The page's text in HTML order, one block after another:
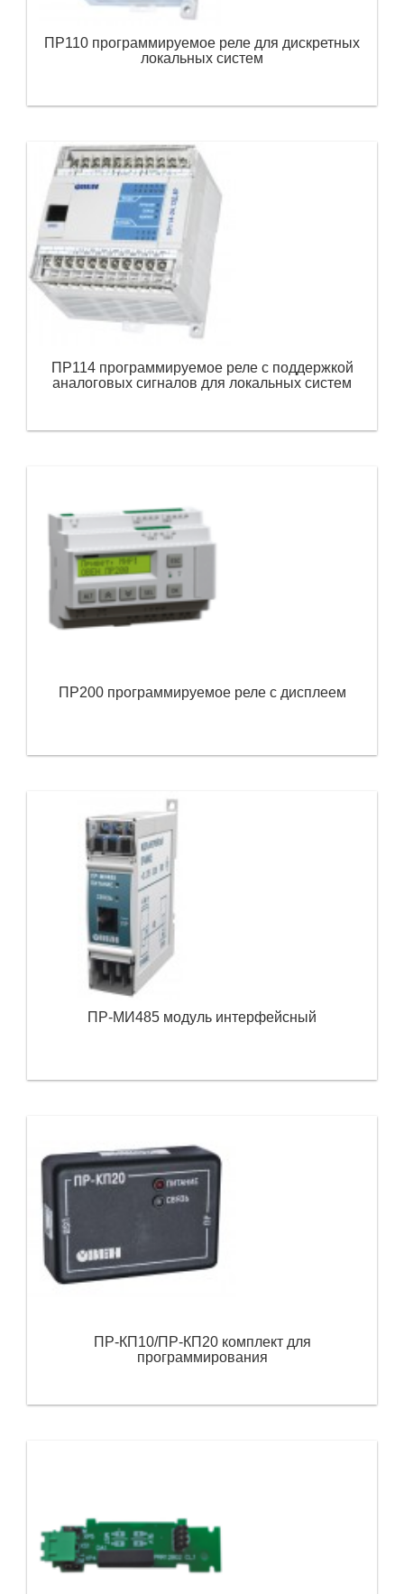
ПР110 программируемое реле для дискретных
локальных систем
ПР114 программируемое реле с поддержкой
аналоговых сигналов для локальных систем
ПР200 программируемое реле с дисплеем
ПР-МИ485 модуль интерфейсный
ПР-КП10/ПР-КП20 комплект для
программирования